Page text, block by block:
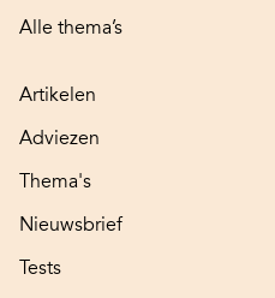
Alle thema’s
Artikelen
Adviezen
Thema's
Nieuwsbrief
Tests